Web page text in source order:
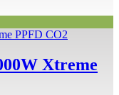
Xtreme